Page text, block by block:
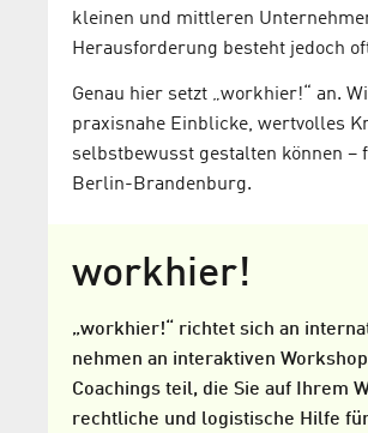
kleinen und mittleren
Herausforderung besteht jedoch
Genau hier setzt „workhier!“ an.
praxisnahe Einblicke, wertvolles
selbstbewusst gestalten können
Berlin-Brandenburg.
workhier!
„workhier!“ richtet sich an
nehmen an interaktiven
Coachings teil, die Sie auf Ihrem
rechtliche und logistische Hilfe